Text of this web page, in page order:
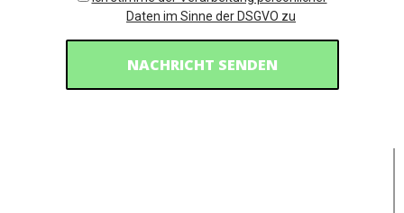
Daten im Sinne der DSGVO zu